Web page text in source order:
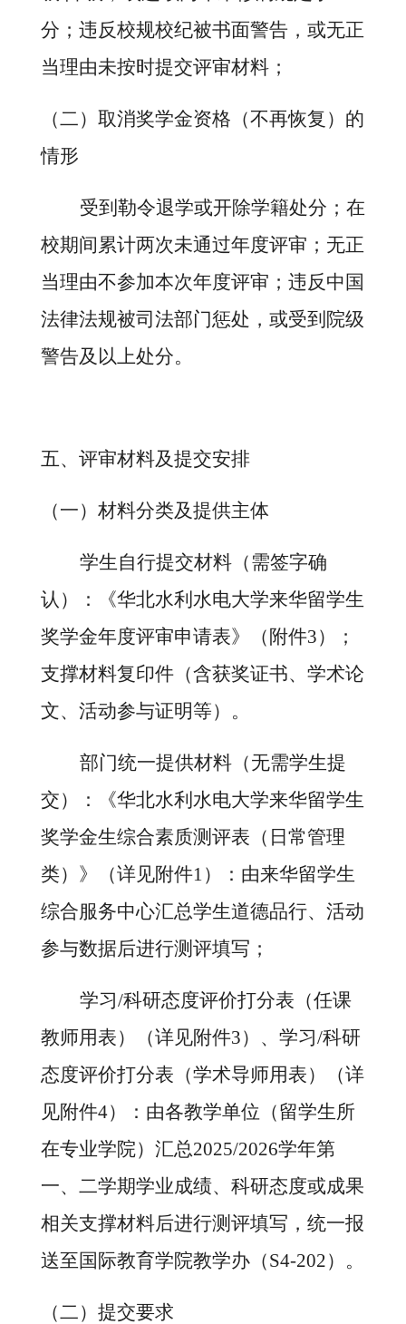
分；违反校规校纪被书面警告，或无正
当理由未按时提交评审材料；
（二）取消奖学金资格（不再恢复）的
情形
受到勒令退学或开除学籍处分；在
校期间累计两次未通过年度评审；无正
当理由不参加本次年度评审；违反中国
法律法规被司法部门惩处，或受到院级
警告及以上处分。
五、评审材料及提交安排
（一）材料分类及提供主体
学生自行提交材料（需签字确
认）：《华北水利水电大学来华留学生
奖学金年度评审申请表》（附件3）；
支撑材料复印件（含获奖证书、学术论
文、活动参与证明等）。
部门统一提供材料（无需学生提
交）：《华北水利水电大学来华留学生
奖学金生综合素质测评表（日常管理
类）》（详见附件1）：由来华留学生
综合服务中心汇总学生道德品行、活动
参与数据后进行测评填写；
学习/科研态度评价打分表（任课
教师用表）（详见附件3）、学习/科研
态度评价打分表（学术导师用表）（详
见附件4）：由各教学单位（留学生所
在专业学院）汇总2025/2026学年第
一、二学期学业成绩、科研态度或成果
相关支撑材料后进行测评填写，统一报
送至国际教育学院教学办（S4-202）。
（二）提交要求